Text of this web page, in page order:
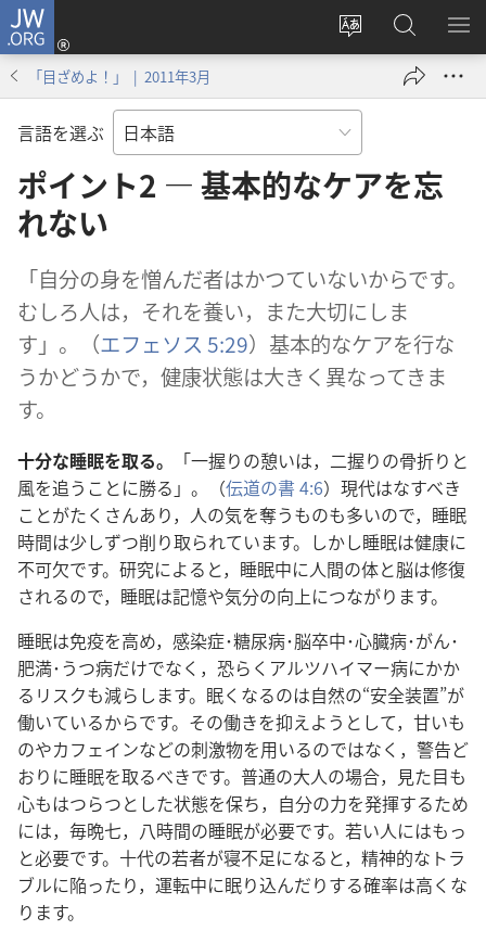
JW.ORG
サ
ト
の
言
語
を
る
ロ
グ
ン
し
い
タ
開
く）
JW.ORG
の
検
メ
を
「目ざめよ！」 | 2011年3月
言語を選ぶ
ポイント2 ― 基本的なケアを忘
れない
「自分の身を憎んだ者はかつていないからです。
むしろ人は，それを養い，また大切にしま
す」。（エフェソス 5:29）基本的なケアを行な
うかどうかで，健康状態は大きく異なってきま
す。
十分な睡眠を取る。
「一握りの憩いは，二握りの骨折りと
風を追うことに勝る」。（伝道の書 4:6）現代はなすべき
ことがたくさんあり，人の気を奪うものも多いので，睡眠
時間は少しずつ削り取られています。しかし睡眠は健康に
不可欠です。研究によると，睡眠中に人間の体と脳は修復
されるので，睡眠は記憶や気分の向上につながります。
睡眠は免疫を高め，感染症･糖尿病･脳卒中･心臓病･がん･
肥満･うつ病だけでなく，恐らくアルツハイマー病にかか
るリスクも減らします。眠くなるのは自然の“安全装置”が
働いているからです。その働きを抑えようとして，甘いも
のやカフェインなどの刺激物を用いるのではなく，警告ど
おりに睡眠を取るべきです。普通の大人の場合，見た目も
心もはつらつとした状態を保ち，自分の力を発揮するため
には，毎晩七，八時間の睡眠が必要です。若い人にはもっ
と必要です。十代の若者が寝不足になると，精神的なトラ
ブルに陥ったり，運転中に眠り込んだりする確率は高くな
ります。